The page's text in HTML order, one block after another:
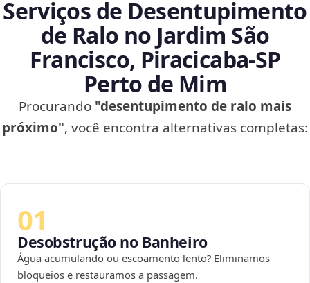
Serviços de Desentupimento
de Ralo no Jardim São
Francisco, Piracicaba‑SP
Perto de Mim
Procurando "desentupimento de ralo mais
próximo", você encontra alternativas completas:
01
Desobstrução no Banheiro
Água acumulando ou escoamento lento? Eliminamos
bloqueios e restauramos a passagem.